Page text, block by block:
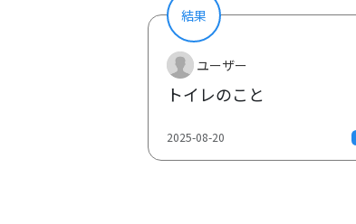
結果
ユーザー
トイレのこと
2025-08-20